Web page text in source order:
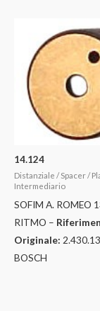
14.124
Distanziale / Spacer /
Intermediario
SOFIM A. ROMEO
RITMO –
Originale:
BOSCH